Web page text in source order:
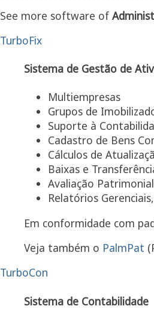
See more software of
TurboFix
Sistema de Gestão de
Multiempresas
Grupos de
Suporte à
Cadastro de Bens
Cálculos de
Baixas e
Avaliação
Relatórios
Em conformidade com
Veja também o PalmPat
TurboCon
Sistema de Contabilidade